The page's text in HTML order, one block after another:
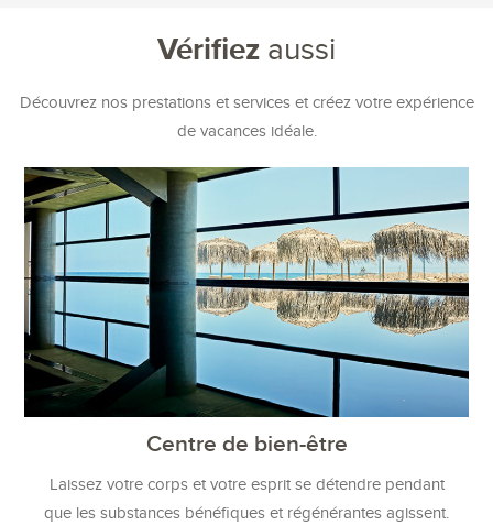
Vérifiez aussi
Découvrez nos prestations et services et créez votre expérience
de vacances idéale.
Centre de bien-être
Laissez votre corps et votre esprit se détendre pendant
que les substances bénéfiques et régénérantes agissent.